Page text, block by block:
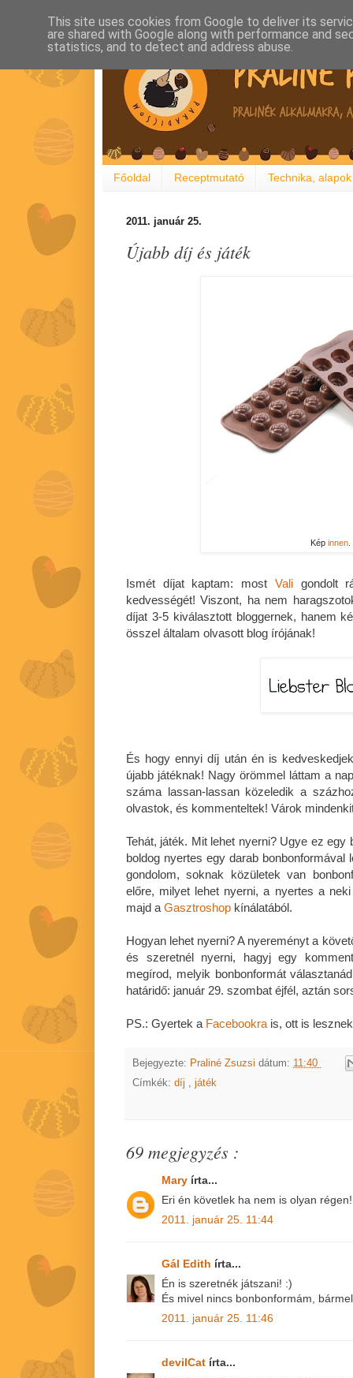
Főoldal Receptmutató Technika, alapok
2011. január 25.
Újabb díj és játék
Képinnen.
Ismét díjat kaptam: most Valigondolt
kedvességét! Viszont, ha nem
díjat 3-5 kiválasztott bloggernek, hanem
összel általam olvasott blog írójának!
És hogy ennyi díj után én is
újabb játéknak! Nagy örömmel láttam a
száma lassan-lassan közeledik a
olvastok, és kommenteltek! Várok
Tehát, játék. Mit lehet nyerni? Ugye ez egy
boldog nyertes egy darab
gondolom, soknak közületek van
előre, milyet lehet nyerni, a nyertes a
majd a Gasztroshop kínálatából.
Hogyan lehet nyerni? A nyereményt a
és szeretnél nyerni, hagyj egy
megírod, melyik bonbonformát
határidő: január 29. szombat éjfél, aztán
PS.: Gyertek a Facebookra is, ott is
Bejegyezte: Praliné Zsuzsi dátum: 11:40
Címkék: díj , játék
69 megjegyzés :
Mary írta...
Eri én követlek ha nem is olyan
2011. január 25. 11:44
Gál Edith írta...
Én is szeretnék játszani! :)
És mivel nincs bonbonformám,
2011. január 25. 11:46
devilCat írta...
This site uses cookies from Google to deliver its
are shared with Google along with performance and
statistics, and to detect and address abuse.